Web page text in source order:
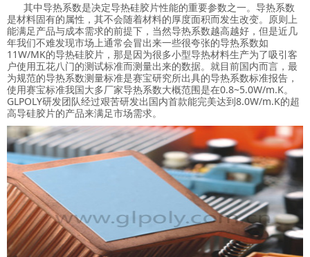
其中导热系数是决定导热硅胶片性能的重要参数之一。导热系数
是材料固有的属性，其不会随着材料的厚度面积而发生改变。原则上
能满足产品与成本需求的前提下，当然导热系数越高越好，但是近几
年我们不难发现市场上通常会冒出来一些很夸张的导热系数如
11W/MK的导热硅胶片，那是因为很多小型导热材料生产为了吸引客
户使用五花八门的测试标准而测量出来的数据。就目前国内而言，最
为规范的导热系数测量标准是赛宝研究所出具的导热系数标准报告，
使用赛宝标准我国大多厂家导热系数大概范围是在0.8~5.0W/m.K。
GLPOLY研发团队经过艰苦研发出国内首款能完美达到8.0W/m.K的超
高导硅胶片的产品来满足市场需求。